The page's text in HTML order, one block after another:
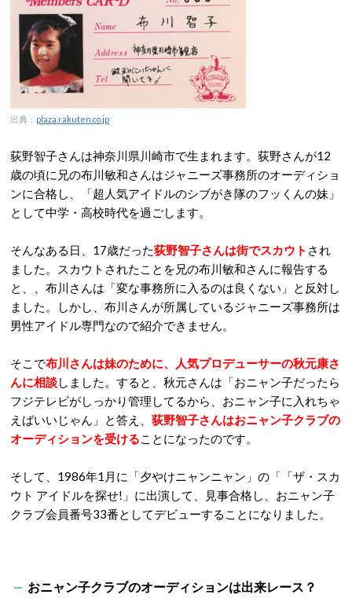
出典： plaza.rakuten.co.jp
荻野智子さんは神奈川県川崎市で生まれます。荻野さんが12
歳の頃に兄の布川敏和さんはジャニーズ事務所のオーディショ
ンに合格し、「超人気アイドルのシブがき隊のフッくんの妹」
として中学・高校時代を過ごします。
そんなある日、17歳だった荻野智子さんは街でスカウト され
ました。スカウトされたことを兄の布川敏和さんに報告する
と、、布川さんは「変な事務所に入るのは良くない」と反対し
ました。しかし、布川さんが所属しているジャニーズ事務所は
男性アイドル専門なので紹介できません。
そこで布川さんは妹のために、人気プロデューサーの秋元康さ
んに相談しました。すると、秋元さんは「おニャン子だったら
フジテレビがしっかり管理してるから、おニャン子に入れちゃ
えばいいじゃん」と答え、 荻野智子さんはおニャン子クラブの
オーディションを受けることになったのです。
そして、1986年1月に「夕やけニャンニャン」の「「ザ・スカ
ウト アイドルを探せ!」に出演して、見事合格し、おニャン子
クラブ会員番号33番としてデビューすることになりました。
おニャン子クラブのオーディションは出来レース？